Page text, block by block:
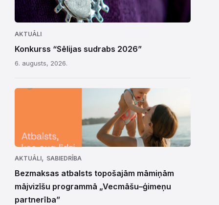
AKTUĀLI
Konkurss “Sēlijas sudrabs 2026”
6. augusts, 2026.
AKTUĀLI, SABIEDRĪBA
Bezmaksas atbalsts topošajām māmiņām
mājvizīšu programmā „Vecmāšu–ģimeņu
partnerība”